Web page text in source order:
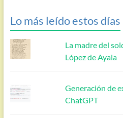
Lo más leído estos días
La madre del
López de Ayala
Generación de
ChatGPT